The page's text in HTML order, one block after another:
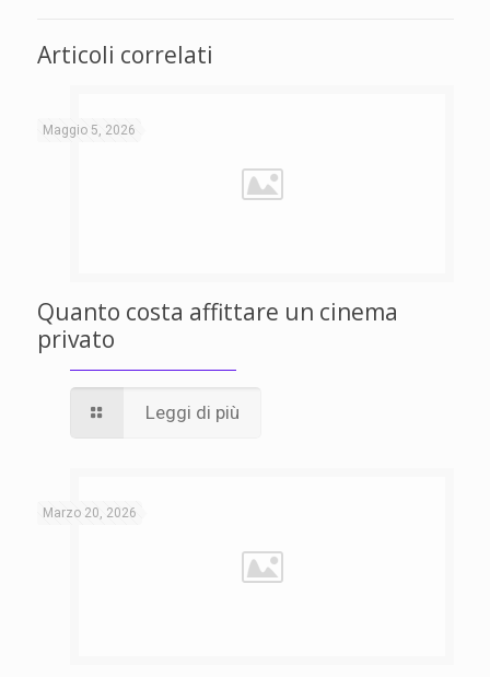
Articoli correlati
Maggio 5, 2026
Quanto costa affittare un cinema
privato
Leggi di più
Marzo 20, 2026